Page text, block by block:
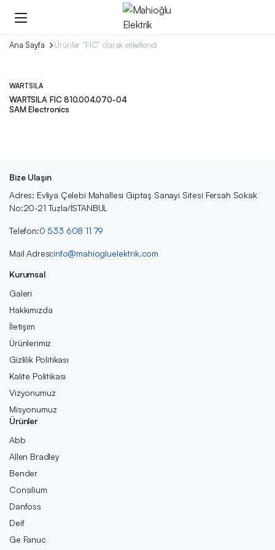
Ana Sayfa Ürünler “FIC” olarak etiketlendi
WARTSILA
WARTSILA FIC 810.004.070-04
SAM Electronics
Bize Ulaşın
Adres: Evliya Çelebi Mahallesi Giptaş Sanayi Sitesi Fersah Sokak
No:20-21 Tuzla/İSTANBUL
Telefon:0 533 608 11 79
Mail Adresi:info@mahiogluelektrik.com
Kurumsal
Galeri
Hakkımızda
İletişim
Ürünlerimiz
Gizlilik Politikası
Kalite Politikası
Vizyonumuz
Misyonumuz
Ürünler
Abb
Allen Bradley
Bender
Consilium
Danfoss
Deif
Ge Fanuc